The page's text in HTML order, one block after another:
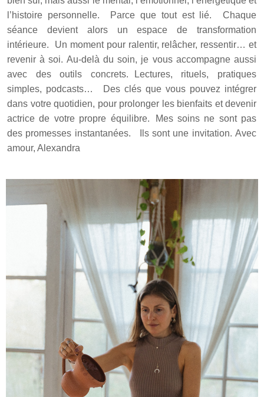
l’histoire personnelle. Parce que tout est lié. Chaque
séance devient alors un espace de transformation
intérieure. Un moment pour ralentir, relâcher, ressentir… et
revenir à soi. Au-delà du soin, je vous accompagne aussi
avec des outils concrets. Lectures, rituels, pratiques
simples, podcasts… Des clés que vous pouvez intégrer
dans votre quotidien, pour prolonger les bienfaits et devenir
actrice de votre propre équilibre. Mes soins ne sont pas
des promesses instantanées. Ils sont une invitation.Avec
amour, Alexandra